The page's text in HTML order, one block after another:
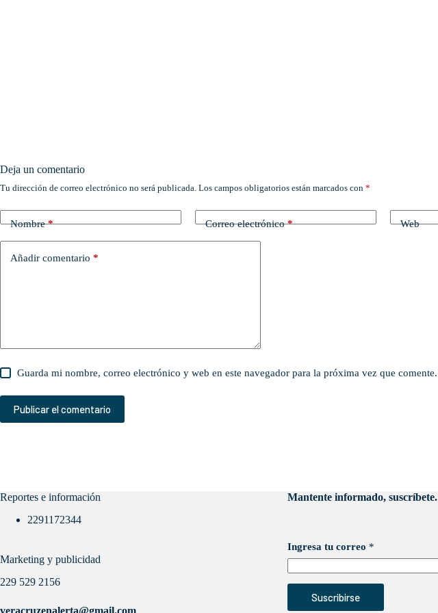
Deja un comentario
Tu dirección de correo electrónico no será publicada. Los campos obligatorios están marcados con *
Nombre* Correo electrónico* Web
Añadir comentario *
Guarda mi nombre, correo electrónico y web en este navegador para la próxima vez que comente.
Publicar el comentario
Reportes e información
2291172344
Marketing y publicidad
229 529 2156
veracruzenalerta@gmail.com
Mantente informado, suscríbete.
Ingresa tu correo *
Suscribirse